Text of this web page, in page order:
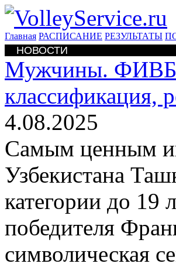
Главная РАСПИСАНИЕ РЕЗУЛЬТАТЫ
НОВОСТИ
Мужчины.
классификация,
4.08.2025
Самым ценным
Узбекистана
категории до 19
победителя
символическая